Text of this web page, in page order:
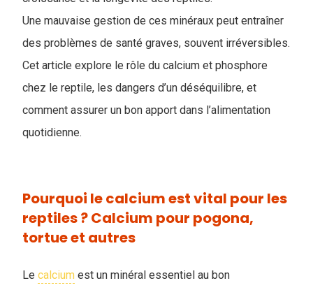
Une mauvaise gestion de ces minéraux peut entraîner
des problèmes de santé graves, souvent irréversibles.
Cet article explore le rôle du calcium et phosphore
chez le reptile, les dangers d’un déséquilibre, et
comment assurer un bon apport dans l’alimentation
quotidienne.
Pourquoi le calcium est vital pour les
reptiles ? Calcium pour pogona,
tortue et autres
Le calcium est un minéral essentiel au bon